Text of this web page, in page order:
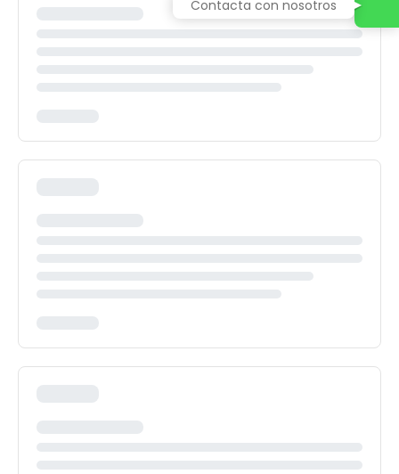
Contacta con nosotros